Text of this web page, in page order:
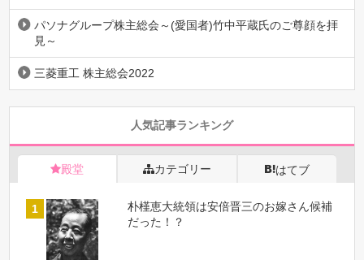
パソナグループ株主総会～(愛国者)竹中平蔵氏のご尊顔を拝
見～
三菱重工 株主総会2022
人気記事ランキング
殿堂 カテゴリー はてブ
朴槿恵大統領は安倍晋三のお嫁さん候補
だった！？